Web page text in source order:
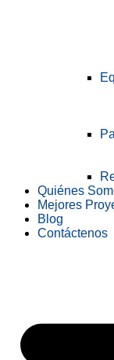
Quiénes
Mejores
Blog
Contáctenos